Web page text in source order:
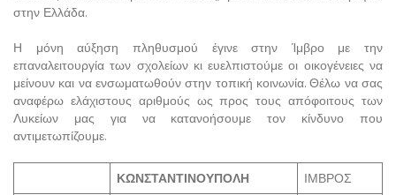
στην Ελλάδα.
Η μόνη αύξηση πληθυσμού έγινε στην Ίμβρο με την
επαναλειτουργία των σχολείων κι ευελπιστούμε οι οικογένειες να
μείνουν και να ενσωματωθούν στην τοπική κοινωνία. Θέλω να σας
αναφέρω ελάχιστους αριθμούς ως προς τους απόφοιτους των
Λυκείων μας για να κατανοήσουμε τον κίνδυνο που
αντιμετωπίζουμε.
ΚΩΝΣΤΑΝΤΙΝΟΥΠΟΛΗ
ΙΜΒΡΟΣ